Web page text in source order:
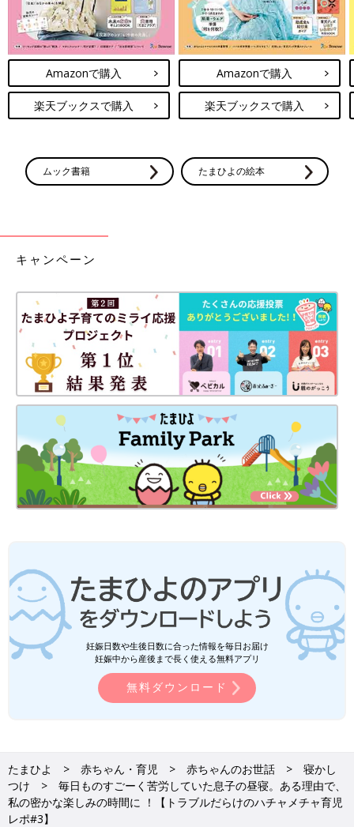
Amazonで購入
楽天ブックスで購入
Amazonで購入
楽天ブックスで購入
ムック書籍 たまひよの絵本
キャンペーン
妊娠日数や生後日数に合った情報を毎日お届け
妊娠中から産後まで長く使える無料アプリ
無料ダウンロード
たまひよ 赤ちゃん・育児 赤ちゃんのお世話
寝かし
つけ
毎日ものすごーく苦労していた息子の昼寝。ある理由で、
私の密かな楽しみの時間に ！【トラブルだらけのハチャメチャ育児
レポ#3】